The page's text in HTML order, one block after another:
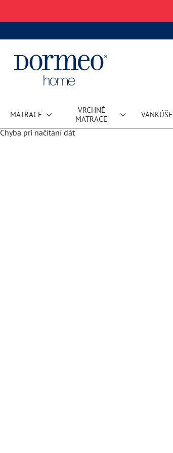
MATRACE
VRCHNÉ
MATRACE
VANKÚŠE
Chyba pri načítaní dát